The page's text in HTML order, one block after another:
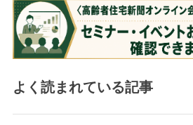
よく読まれている記事